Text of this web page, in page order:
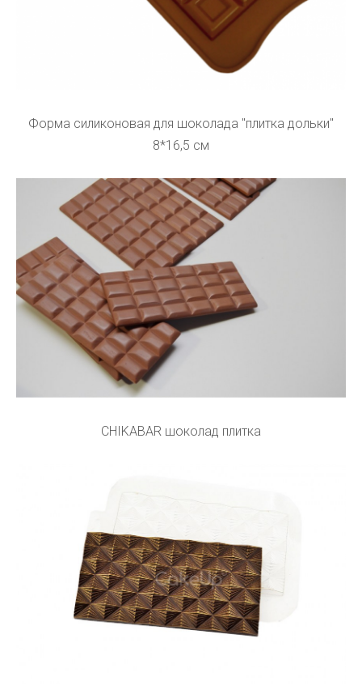
Форма силиконовая для шоколада "плитка дольки"
8*16,5 см
CHIKABAR шоколад плитка